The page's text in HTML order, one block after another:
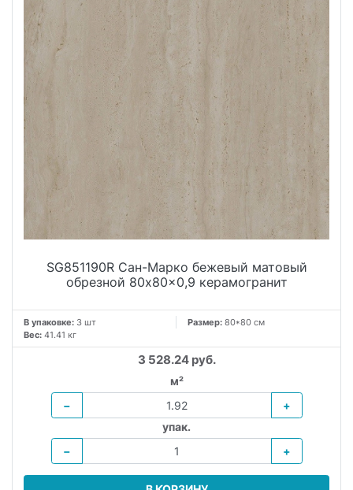
устойчивости к воздействию внешних факторов. Плитка
серии Сан-Марко доступна в нескольких цветовых
вариантах: бежевом, коричневом, светло-коричневом,
светло-сером, сером, темно-сером и черном. Благодаря
этому каждый сможет выбрать именно тот оттенок,
который подойдет под интерьер и создаст желаемую
атмосферу. Коллекция Сан-Марко сочетает в себе
элегантность и удобство использования, делая ее
идеальным выбором для любого пространства.
Изысканный дизайн, прочность и легкость ухода – все это
делает плитку серии Сан-Марко непременным акцентом в
интерьере любого помещения.
SG851190R Сан-Марко бежевый матовый
обрезной 80x80x0,9 керамогранит
В упаковке: 3 шт Размер: 80*80 см
Вес: 41.41 кг
3 528.24 руб.
м²
−
+
упак.
−
+